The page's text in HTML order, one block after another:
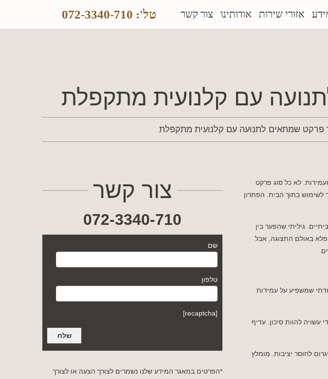
אזורי שירות אודותינו צור קשר טל': 072-3340-710
עם קלנועית מתקפלת
פרקט שמתאים לתנועה עם קלנועית מתקפלת
לא כל סוג פרקט
בתוך הבית. הפתרון
גיליתי שהפער בין
באולם התצוגה, אבל
שמשפיע על עמידות
עשויה להוות סיכון. עדיף
לחוסר יציבות. מומלץ
צור קשר
072-3340-710
שם
טלפון
[recaptcha]
*הפרטים במאגר המידע שלנו נשמרים לצורך הצעה או לצורך